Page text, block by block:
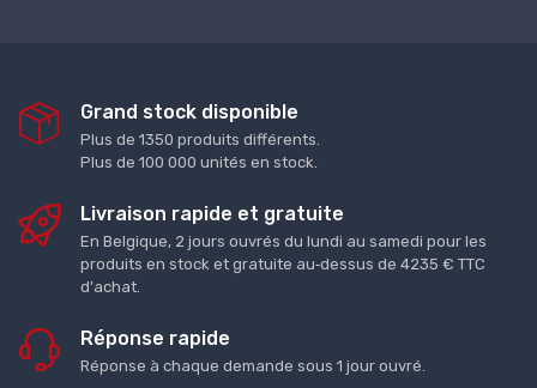
Grand stock disponible
Plus de 1350 produits différents.
Plus de 100 000 unités en stock.
Livraison rapide et gratuite
En Belgique, 2 jours ouvrés du lundi au samedi pour les
produits en stock et gratuite au‑dessus de 4235 € TTC
d'achat.
Réponse rapide
Réponse à chaque demande sous 1 jour ouvré.